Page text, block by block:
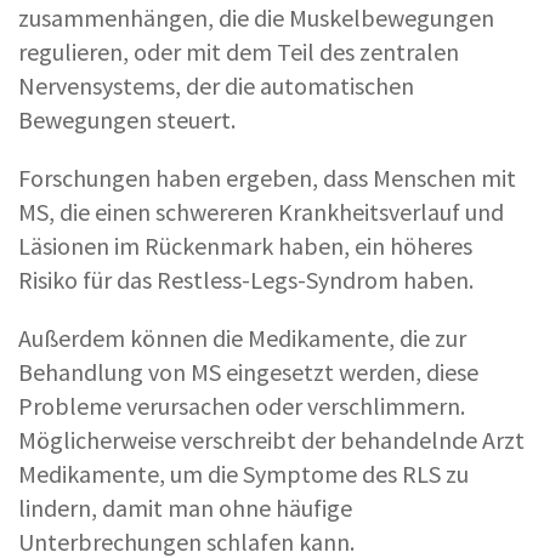
zusammenhängen, die die Muskelbewegungen
regulieren, oder mit dem Teil des zentralen
Nervensystems, der die automatischen
Bewegungen steuert.
Forschungen haben ergeben, dass Menschen mit
MS, die einen schwereren Krankheitsverlauf und
Läsionen im Rückenmark haben, ein höheres
Risiko für das Restless-Legs-Syndrom haben.
Außerdem können die Medikamente, die zur
Behandlung von MS eingesetzt werden, diese
Probleme verursachen oder verschlimmern.
Möglicherweise verschreibt der behandelnde Arzt
Medikamente, um die Symptome des RLS zu
lindern, damit man ohne häufige
Unterbrechungen schlafen kann.